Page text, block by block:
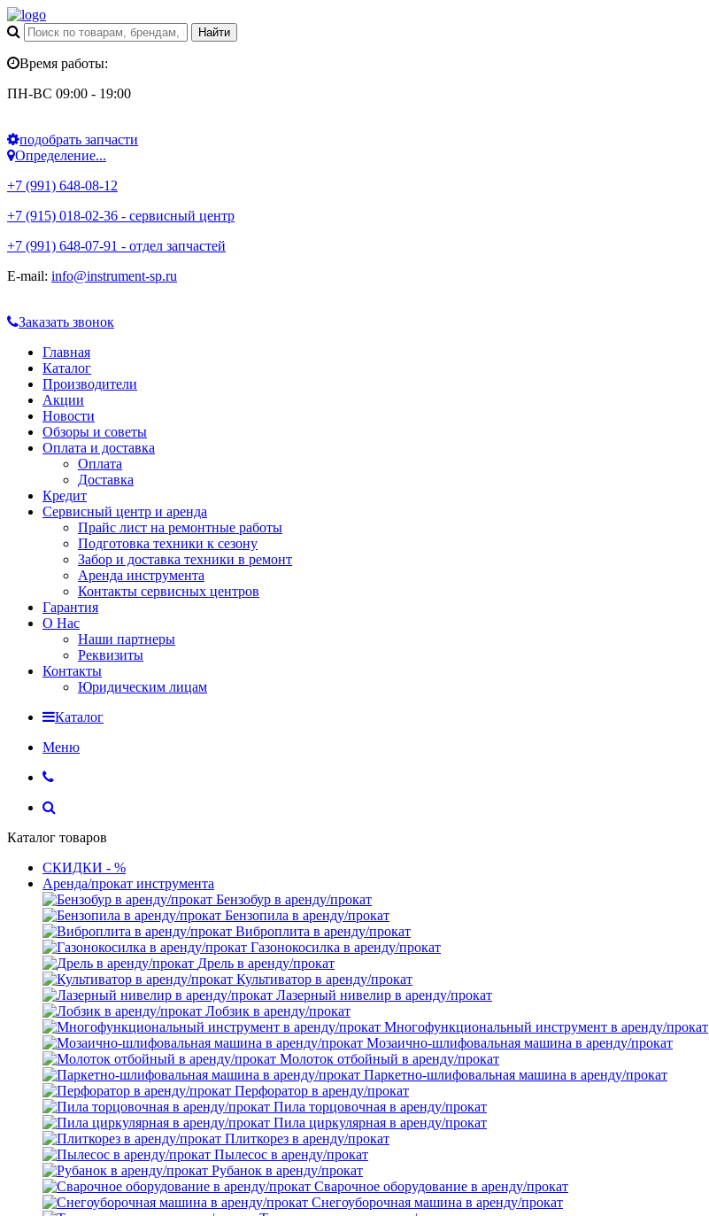
Время работы:
ПН-ВС 09:00 - 19:00
подобрать запчасти
Определение...
+7 (991) 648-08-12
+7 (915) 018-02-36 - сервисный центр
+7 (991) 648-07-91 - отдел запчастей
E-mail: info@instrument-sp.ru
Заказать звонок
Главная
Каталог
Производители
Акции
Новости
Обзоры и советы
Оплата и доставка
Оплата
Доставка
Кредит
Сервисный центр и аренда
Прайс лист на ремонтные работы
Подготовка техники к сезону
Забор и доставка техники в ремонт
Аренда инструмента
Контакты сервисных центров
Гарантия
О Нас
Наши партнеры
Реквизиты
Контакты
Юридическим лицам
Каталог
Меню
Каталог товаров
СКИДКИ - %
Аренда/прокат инструмента
Бензобур в аренду/прокат
Бензопила в аренду/прокат
Виброплита в аренду/прокат
Газонокосилка в аренду/прокат
Дрель в аренду/прокат
Культиватор в аренду/прокат
Лазерный нивелир в аренду/прокат
Лобзик в аренду/прокат
Многофункциональный инструмент в аренду/прокат
Мозаично-шлифовальная машина в аренду/прокат
Молоток отбойный в аренду/прокат
Паркетно-шлифовальная машина в аренду/прокат
Перфоратор в аренду/прокат
Пила торцовочная в аренду/прокат
Пила циркулярная в аренду/прокат
Плиткорез в аренду/прокат
Пылесос в аренду/прокат
Рубанок в аренду/прокат
Сварочное оборудование в аренду/прокат
Снегоуборочная машина в аренду/прокат